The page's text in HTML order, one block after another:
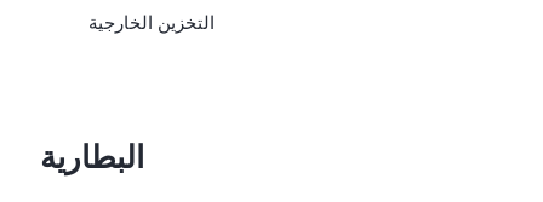
التخزين الخارجية
البطارية